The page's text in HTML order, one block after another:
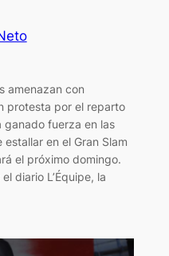
amenazan con
protesta por el reparto
ganado fuerza en las
en el Gran Slam
el próximo domingo.
diario L’Équipe, la